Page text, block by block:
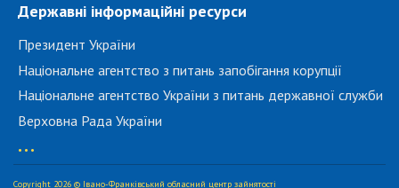
Державні інформаційні ресурси
Президент України
Національне агентство з питань запобігання корупції
Національне агентство України з питань державної служби
Верховна Рада України
...
Copyright 2026 © Івано-Франківський обласний центр зайнятості